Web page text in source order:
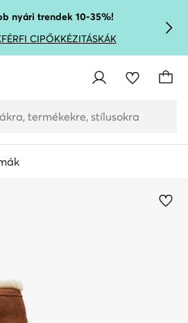
nyári trendek 10-35%!
FÉRFI CIPŐKKÉZITÁSKÁK
termékekre, stílusokra